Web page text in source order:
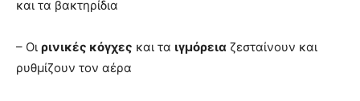
και τα βακτηρίδια
– Οι ρινικές κόγχες και τα ιγμόρεια ζεσταίνουν και
ρυθμίζουν τον αέρα